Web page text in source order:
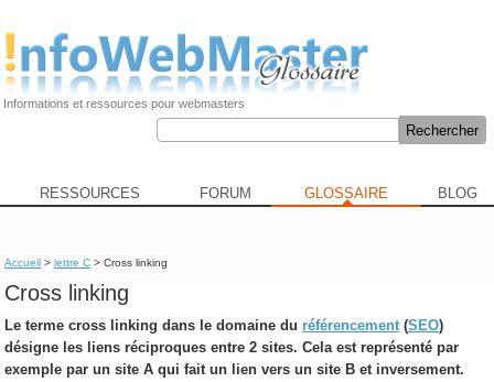
Informations et ressources pour webmasters
RESSOURCES FORUM GLOSSAIRE BLOG
Accueil >lettre C > Cross linking
Cross linking
Le termecross linking dans le domaine du référencement(SEO)
désigne les liens réciproques entre 2 sites. Cela est représenté par
exemple par un site A qui fait un lien vers un site B et inversement.